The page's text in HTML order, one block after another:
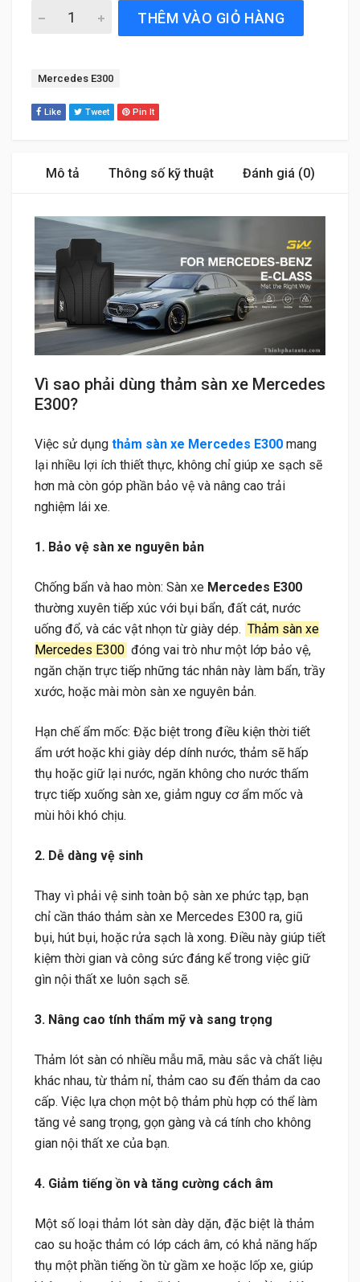
Thảm Sàn Xe Mercedes E300 (2016 đến 2026) Thương
THÊM VÀO GIỎ HÀNG
Tag:
Mercedes E300
Like Tweet Pin It
Mô tả Thông số kỹ thuật Đánh giá (0)
Vì sao phải dùng thảm sàn xe Mercedes
E300?
Việc sử dụng thảm sàn xe Mercedes E300 mang
lại nhiều lợi ích thiết thực, không chỉ giúp xe sạch sẽ
hơn mà còn góp phần bảo vệ và nâng cao trải
nghiệm lái xe.
1. Bảo vệ sàn xe nguyên bản
Chống bẩn và hao mòn: Sàn xe Mercedes E300
thường xuyên tiếp xúc với bụi bẩn, đất cát, nước
uống đổ, và các vật nhọn từ giày dép. Thảm sàn xe
Mercedes E300 đóng vai trò như một lớp bảo vệ,
ngăn chặn trực tiếp những tác nhân này làm bẩn, trầy
xước, hoặc mài mòn sàn xe nguyên bản.
Hạn chế ẩm mốc: Đặc biệt trong điều kiện thời tiết
ẩm ướt hoặc khi giày dép dính nước, thảm sẽ hấp
thụ hoặc giữ lại nước, ngăn không cho nước thấm
trực tiếp xuống sàn xe, giảm nguy cơ ẩm mốc và
mùi hôi khó chịu.
2. Dễ dàng vệ sinh
Thay vì phải vệ sinh toàn bộ sàn xe phức tạp, bạn
chỉ cần tháo thảm sàn xe Mercedes E300 ra, giũ
bụi, hút bụi, hoặc rửa sạch là xong. Điều này giúp tiết
kiệm thời gian và công sức đáng kể trong việc giữ
gìn nội thất xe luôn sạch sẽ.
3. Nâng cao tính thẩm mỹ và sang trọng
Thảm lót sàn có nhiều mẫu mã, màu sắc và chất liệu
khác nhau, từ thảm nỉ, thảm cao su đến thảm da cao
cấp. Việc lựa chọn một bộ thảm phù hợp có thể làm
tăng vẻ sang trọng, gọn gàng và cá tính cho không
gian nội thất xe của bạn.
4. Giảm tiếng ồn và tăng cường cách âm
Một số loại thảm lót sàn dày dặn, đặc biệt là thảm
cao su hoặc thảm có lớp cách âm, có khả năng hấp
thụ một phần tiếng ồn từ gầm xe hoặc lốp xe, giúp